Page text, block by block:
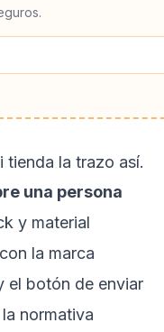
tienda la trazo así.
una persona
y material
la marca
el botón de enviar
normativa